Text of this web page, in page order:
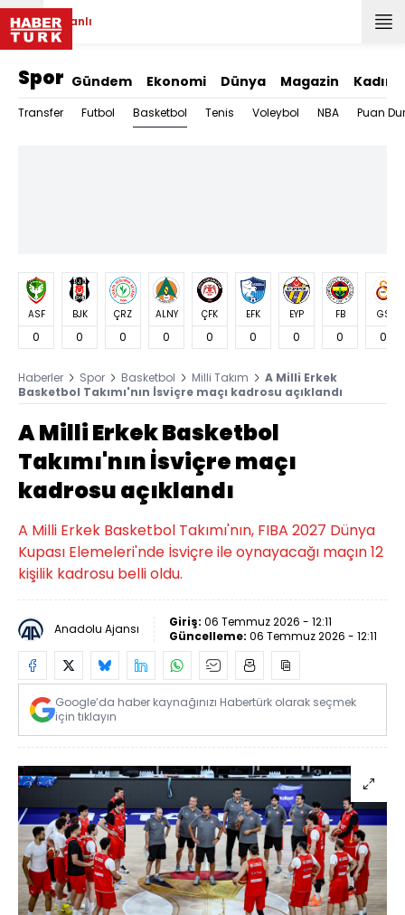
Canlı
Spor Gündem Ekonomi Dünya Magazin Kadın
Transfer Futbol Basketbol Tenis Voleybol NBA Puan
ASF
0
BJK
0
ÇRZ
0
ALNY
0
ÇFK
0
EFK
0
EYP
0
FB
0
GS
0
Haberler Spor Basketbol Milli Takım
A Milli Erkek
Basketbol Takımı'nın İsviçre maçı kadrosu açıklandı
A Milli Erkek Basketbol
Takımı'nın İsviçre maçı
kadrosu açıklandı
A Milli Erkek Basketbol Takımı'nın, FIBA 2027 Dünya
Kupası Elemeleri'nde İsviçre ile oynayacağı maçın 12
kişilik kadrosu belli oldu.
Anadolu Ajansı Giriş: 06 Temmuz 2026 - 12:11
Güncelleme: 06 Temmuz 2026 - 12:11
Google’da haber kaynağınızı Habertürk olarak seçmek
için tıklayın